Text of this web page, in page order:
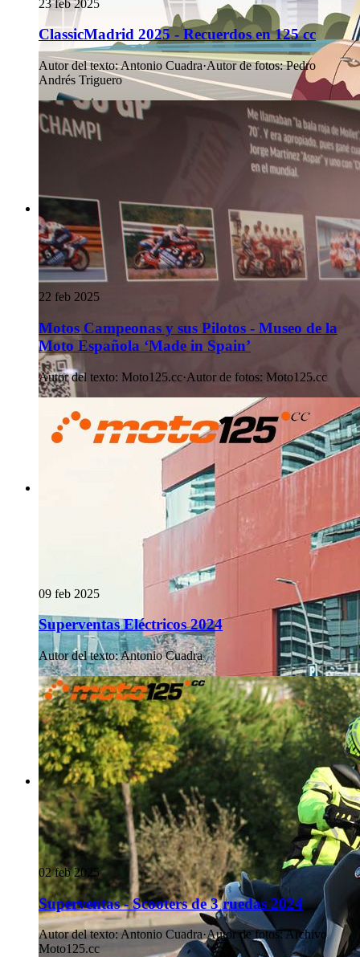
23 feb 2025
ClassicMadrid 2025 - Recuerdos en 125 cc
Autor del texto:Antonio Cuadra·Autor de fotos: Pedro
Andrés Triguero
22 feb 2025
Motos Campeonas y sus Pilotos - Museo de la
Moto Española ‘Made in Spain’
Autor del texto: Moto125.cc·Autor de fotos: Moto125.cc
09 feb 2025
Superventas Eléctricos 2024
Autor del texto:Antonio Cuadra
02 feb 2025
Superventas - Scooters de 3 ruedas 2024
Autor del texto:Antonio Cuadra·Autor de fotos:Archivo
Moto125.cc